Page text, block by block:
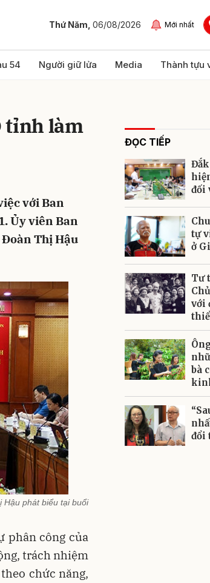
Thứ Năm, 06/08/2026 Mới nhất
54 Người giữ lửa Media Thành tựu
tỉnh làm
với Ban
Ủy viên Ban
Thị Hậu
Hậu phát biểu tại buổi
phân công của
trách nhiệm
chức năng,
ĐỌC TIẾP
đối
tự
ở
Tư
với
bà
đổi
Gửi